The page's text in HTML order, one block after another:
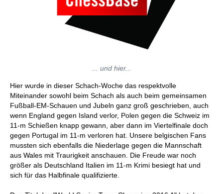
... und hier...
Hier wurde in dieser Schach-Woche das respektvolle
Miteinander sowohl beim Schach als auch beim gemeinsamen
Fußball-EM-Schauen und Jubeln ganz groß geschrieben, auch
wenn England gegen Island verlor, Polen gegen die Schweiz im
11-m Schießen knapp gewann, aber dann im Viertelfinale doch
gegen Portugal im 11-m verloren hat. Unsere belgischen Fans
mussten sich ebenfalls die Niederlage gegen die Mannschaft
aus Wales mit Traurigkeit anschauen. Die Freude war noch
größer als Deutschland Italien im 11-m Krimi besiegt hat und
sich für das Halbfinale qualifizierte.